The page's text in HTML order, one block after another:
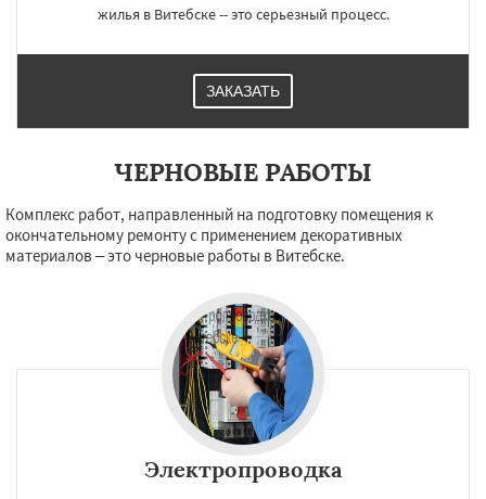
регионам
Полоцк Поставы
Барань Браславль
жилья в Витебске -- это серьезный процесс.
ЗАКАЗАТЬ
ЧЕРНОВЫЕ РАБОТЫ
Комплекс работ, направленный на подготовку помещения к
окончательному ремонту с применением декоративных
материалов – это черновые работы в Витебске.
Электропроводка
Даю согласие на обработку персональных данных